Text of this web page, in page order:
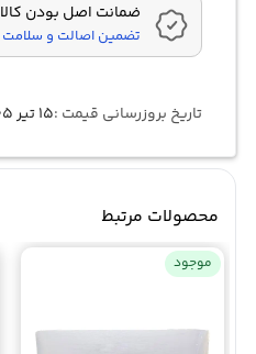
ضمانت اصل بودن کالا
تضمین اصالت و سلامت
تاریخ بروزرسانی قیمت :۱۵ تیر ۱۴۰۵
محصولات مرتبط
موجود